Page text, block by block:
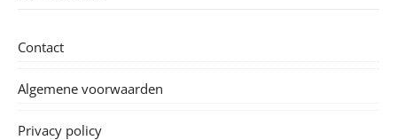
Contact
Algemene voorwaarden
Privacy policy